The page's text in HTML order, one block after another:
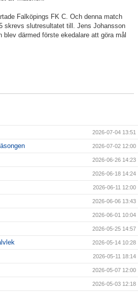
Falköpings FK C. Och denna match
skrevs slutresultatet till. Jens Johansson
blev därmed förste ekedalare att göra mål
2026-07-04 13:51
2026-07-02 12:00
2026-06-26 14:23
2026-06-18 14:24
2026-06-11 12:00
2026-06-06 13:43
2026-06-01 10:04
2026-05-25 14:57
2026-05-14 10:28
2026-05-11 18:14
2026-05-07 12:00
2026-05-03 12:18